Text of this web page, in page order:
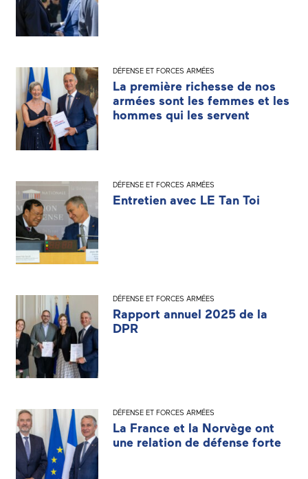
DÉFENSE ET FORCES ARMÉES
La première richesse de nos
armées sont les femmes et les
hommes qui les servent
DÉFENSE ET FORCES ARMÉES
Entretien avec LE Tan Toi
DÉFENSE ET FORCES ARMÉES
Rapport annuel 2025 de la
DPR
DÉFENSE ET FORCES ARMÉES
La France et la Norvège ont
une relation de défense forte